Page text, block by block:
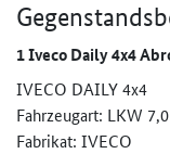
1 Iveco Daily 4x4
IVECO DAILY 4x4
Fahrzeugart: LKW
Fabrikat: IVECO